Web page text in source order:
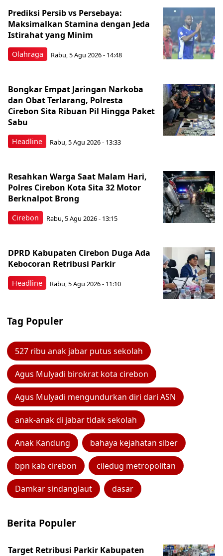
Olahraga
Prediksi Persib vs Persebaya:
Maksimalkan Stamina dengan Jeda
Istirahat yang Minim
Rabu, 5 Agu 2026 - 14:48
Headline
Bongkar Empat Jaringan Narkoba
dan Obat Terlarang, Polresta
Cirebon Sita Ribuan Pil Hingga Paket
Sabu
Rabu, 5 Agu 2026 - 13:33
Cirebon
Resahkan Warga Saat Malam Hari,
Polres Cirebon Kota Sita 32 Motor
Berknalpot Brong
Rabu, 5 Agu 2026 - 13:15
Headline
DPRD Kabupaten Cirebon Duga Ada
Kebocoran Retribusi Parkir
Rabu, 5 Agu 2026 - 11:10
Tag Populer
527 ribu anak jabar putus sekolah
Agus Mulyadi birokrat kota cirebon
Agus Mulyadi mengundurkan diri dari ASN
anak-anak di jabar tidak sekolah
Anak Kandung bahaya kejahatan siber
bpn kab cirebon ciledug metropolitan
Damkar sindanglaut dasar
Berita Populer
Target Retribusi Parkir Kabupaten